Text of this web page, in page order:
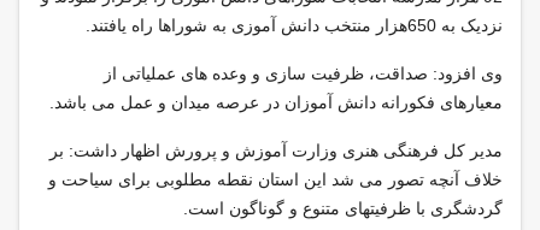
نزدیک به 650هزار منتخب دانش آموزی به شوراها راه یافتند.
وی افزود: صداقت، ظرفیت سازی و وعده های عملیاتی از
معیارهای فکورانه دانش آموزان در عرصه میدان و عمل می باشد.
مدیر کل فرهنگی هنری وزارت آموزش و پرورش اظهار داشت: بر
خلاف آنچه تصور می شد این استان نقطه مطلوبی برای سیاحت و
گردشگری با ظرفیتهای متنوع و گوناگون است.